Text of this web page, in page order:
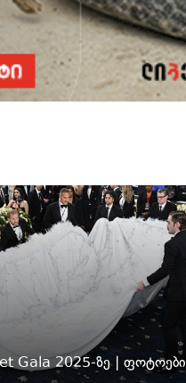
Gala 2025-ზე | ფოტოები